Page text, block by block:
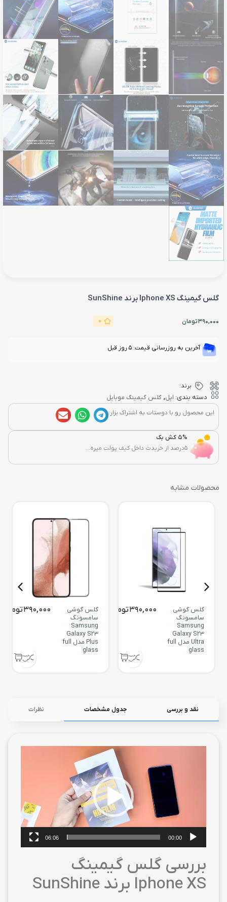
گلس گیمینگ Iphone XS برند SunShine
390,000تومان 0
آخرین به روزرسانی قیمت: 5 روز قبل
برند:
دسته بندی: اپل, گلس گیمینگ موبایل
این محصول رو با دوستات به اشتراک بزار:
5% کش بک
5درصد از خریدت داخل کیف پولت میره...
محصولات مشابه
گلس گوشی
سامسونگ
Samsung
Galaxy S23
Ultra مدل full
glass
390,000تومان
گلس گوشی
سامسونگ
Samsung
Galaxy S23
Plus مدل full
glass
390,000تومان
نقد و بررسی جدول مشخصات نظرات
00:00
06:06
بررسی گلس گیمینگ
Iphone XS برند SunShine